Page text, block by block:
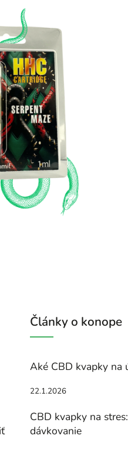
Články o konope
Aké CBD kvapky na
22.1.2026
CBD kvapky na
dávkovanie